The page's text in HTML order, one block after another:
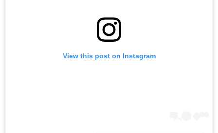
View this post on Instagram